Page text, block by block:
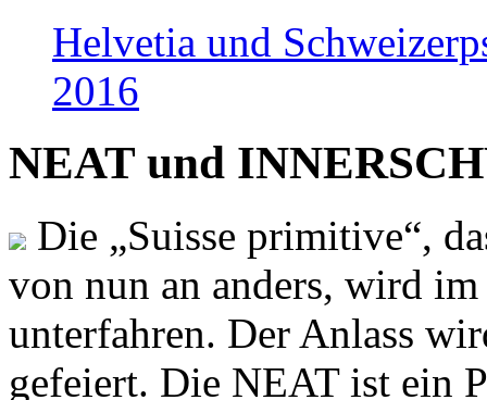
Helvetia und
2016
NEAT und
Die „Suisse primitive“,
von nun an anders, wird
unterfahren. Der Anlass
gefeiert. Die NEAT ist ein